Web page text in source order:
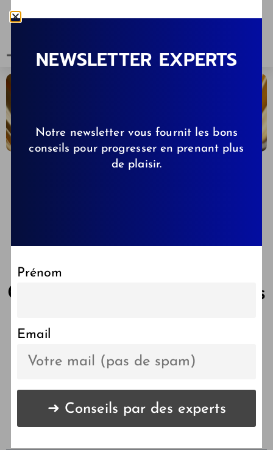
Comment bien protéger ses
LES POINTS CLÉS DE
L'ARTICLE 🔑
NEWSLETTER EXPERTS
Notre newsletter vous fournit les bons
conseils pour progresser en prenant plus
de plaisir.
Prénom
Email